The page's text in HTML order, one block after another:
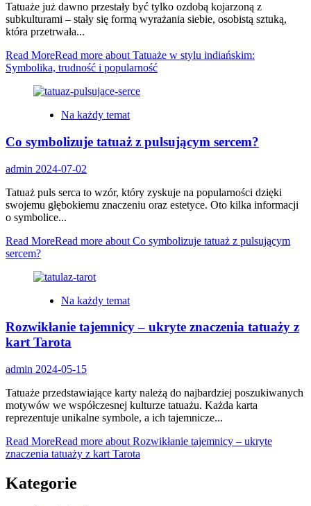
Tatuaże już dawno przestały być tylko ozdobą kojarzoną z
subkulturami – stały się formą wyrażania siebie, osobistą sztuką,
która przetrwała...
Read MoreRead more about Tatuaże w stylu indiańskim:
Symbolika, trudność i popularność
Na każdy temat
Co symbolizuje tatuaż z pulsującym sercem?
admin 2024-07-02
Tatuaż puls serca to wzór, który zyskuje na popularności dzięki
swojemu głębokiemu znaczeniu oraz estetyce. Oto kilka informacji
o symbolice...
Read MoreRead more about Co symbolizuje tatuaż z pulsującym
sercem?
Na każdy temat
Rozwikłanie tajemnicy – ukryte znaczenia tatuaży z
kart Tarota
admin 2024-05-15
Tatuaże przedstawiające karty należą do najbardziej poszukiwanych
motywów we współczesnej kulturze tatuażu. Każda karta
reprezentuje unikalne symbole, a ich tajemnicze...
Read MoreRead more about Rozwikłanie tajemnicy – ukryte
znaczenia tatuaży z kart Tarota
Kategorie